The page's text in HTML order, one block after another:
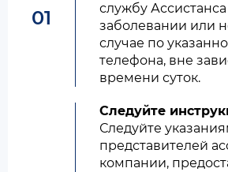
01
службу
заболевании или
случае по
телефона, вне
времени суток.
Следуйте
Следуйте
представителей
компании,